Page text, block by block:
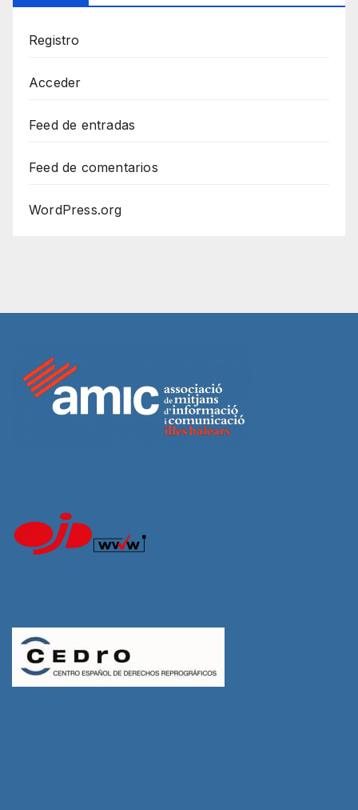
Registro
Acceder
Feed de entradas
Feed de comentarios
WordPress.org